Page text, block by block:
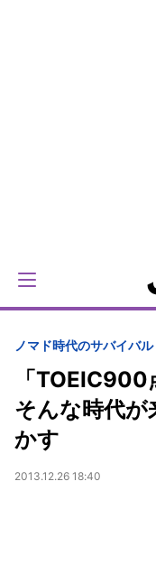
ノマド時代のサバイバル
「
そんな時代
かす
2013.12.26 18:40